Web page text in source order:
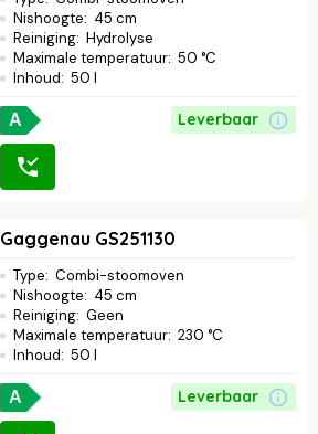
Nishoogte: 45 cm
Reiniging: Hydrolyse
Maximale temperatuur: 50 °C
Inhoud: 50 l
A Leverbaar
Gaggenau GS251130
Type: Combi-stoomoven
Nishoogte: 45 cm
Reiniging: Geen
Maximale temperatuur: 230 °C
Inhoud: 50 l
A Leverbaar